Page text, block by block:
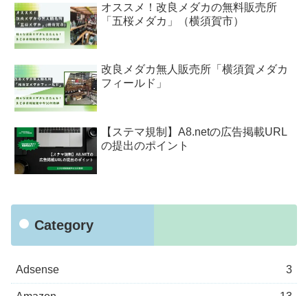
オススメ！改良メダカの無料販売所
「五桜メダカ」（横須賀市）
改良メダカ無人販売所「横須賀メダカ
フィールド」
【ステマ規制】A8.netの広告掲載URL
の提出のポイント
Category
Adsense 3